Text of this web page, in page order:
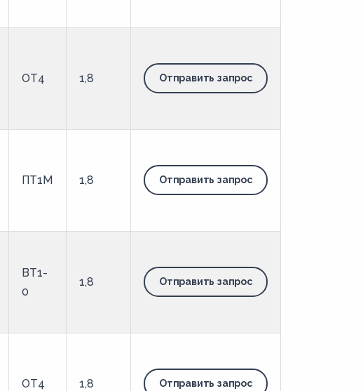
ОТ4 1,8 Отправить запрос
ПТ1М 1,8 Отправить запрос
ВТ1-
0
1,8 Отправить запрос
ОТ4 1,8 Отправить запрос